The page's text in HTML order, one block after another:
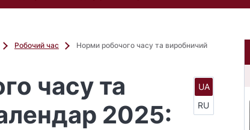
Робочий час
Норми робочого часу та виробничий
часу та
2025:
UA
RU